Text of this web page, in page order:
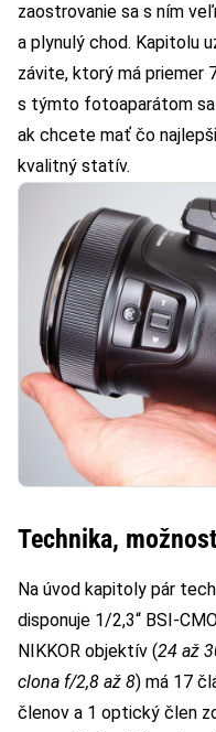
zaostrovanie sa s ním
a plynulý chod. Kapitolu
závite, ktorý má priemer
s týmto fotoaparátom
ak chcete mať čo
kvalitný statív.
Technika,
Na úvod kapitoly pár
disponuje 1/2,3“ BSI-
NIKKOR objektív (24 až
clona f/2,8 až 8) má 17
členov a 1 optický člen